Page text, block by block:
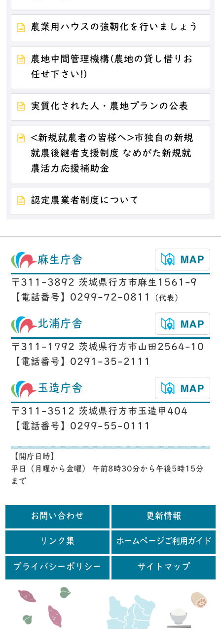
農業用ハウスの強靭化を行いましょう
農地中間管理機構(農地の貸し借りお
任せ下さい!)
実質化された人・農地プランの公表
<新規就農者の皆様へ>市独自の新規
就農後継者支援制度 なめがた新規就
農活力応援補助金
認定農業者制度について
麻生庁舎
〒311-3892 茨城県行方市麻生1561-9
【電話番号】0299-72-0811
（代表）
北浦庁舎
〒311-1792 茨城県行方市山田2564-10
【電話番号】0291-35-2111
玉造庁舎
〒311-3512 茨城県行方市玉造甲404
【電話番号】0299-55-0111
【開庁日時】
平日（月曜から金曜） 午前8時30分から午後5時15分
まで
お問い合わせ 更新情報
リンク集 ホームページご利用ガイド
プライバシーポリシー サイトマップ